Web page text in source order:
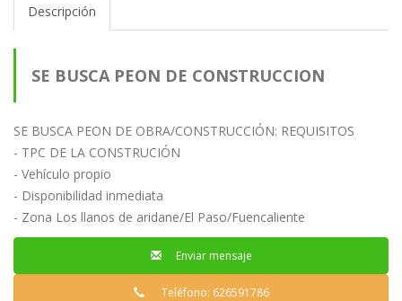
Descripción
SE BUSCA PEON DE CONSTRUCCION
SE BUSCA PEON DE OBRA/CONSTRUCCIÓN: REQUISITOS
- TPC DE LA CONSTRUCIÓN
- Vehículo propio
- Disponibilidad inmediata
- Zona Los llanos de aridane/El Paso/Fuencaliente
Enviar mensaje
Teléfono: 626591786